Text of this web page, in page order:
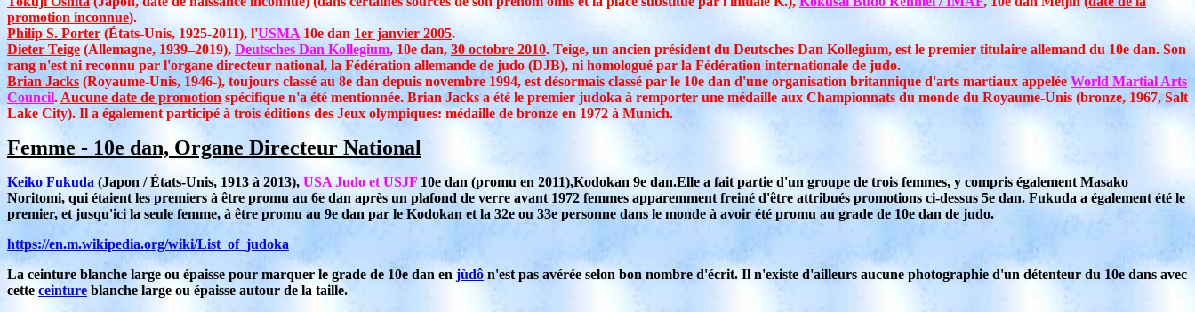
promotion inconnue).
Philip S. Porter (États-Unis, 1925-2011), l'USMA 10e dan 1er janvier 2005.
Dieter Teige (Allemagne, 1939–2019), Deutsches Dan Kollegium, 10e dan, 30 octobre 2010. Teige, un ancien président du Deutsches Dan Kollegium, est le premier titulaire allemand du 10e dan. Son
rang n'est ni reconnu par l'organe directeur national, la Fédération allemande de judo (DJB), ni homologué par la Fédération internationale de judo.
Brian Jacks (Royaume-Unis, 1946-), toujours classé au 8e dan depuis novembre 1994, est désormais classé par le 10e dan d'une organisation britannique d'arts martiaux appelée World Martial Arts
Council. Aucune date de promotion spécifique n'a été mentionnée. Brian Jacks a été le premier judoka à remporter une médaille aux Championnats du monde du Royaume-Unis (bronze, 1967, Salt
Lake City). Il a également participé à trois éditions des Jeux olympiques: médaille de bronze en 1972 à Munich.
Femme - 10e dan, Organe Directeur National
Keiko Fukuda (Japon / États-Unis, 1913 à 2013), USA Judo et USJF 10e dan (promu en 2011),Kodokan 9e dan.Elle a fait partie d'un groupe de trois femmes, y compris également Masako
Noritomi, qui étaient les premiers à être promu au 6e dan après un plafond de verre avant 1972 femmes apparemment freiné d'être attribués promotions ci-dessus 5e dan. Fukuda a également été le
premier, et jusqu'ici la seule femme, à être promu au 9e dan par le Kodokan et la 32e ou 33e personne dans le monde à avoir été promu au grade de 10e dan de judo.
https://en.m.wikipedia.org/wiki/List_of_judoka
La ceinture blanche large ou épaisse pour marquer le grade de 10e dan en jùdô n'est pas avérée selon bon nombre d'écrit. Il n'existe d'ailleurs aucune photographie d'un détenteur du 10e dans avec
cette ceinture blanche large ou épaisse autour de la taille.